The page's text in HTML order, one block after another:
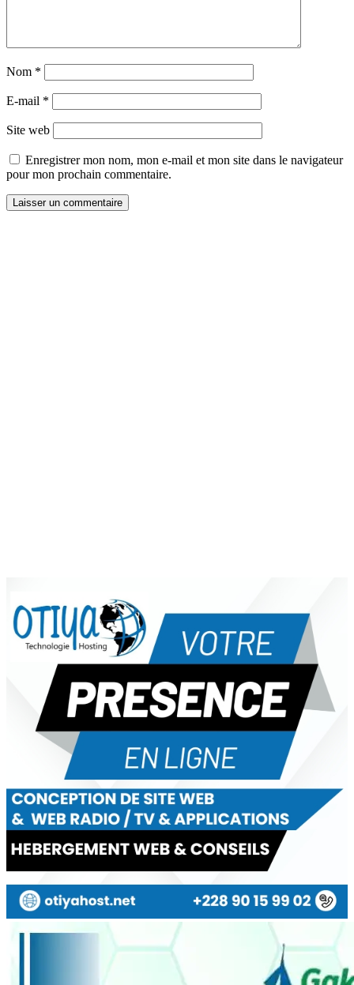
Nom *
E-mail *
Site web
Enregistrer mon nom, mon e-mail et mon site dans le navigateur
pour mon prochain commentaire.